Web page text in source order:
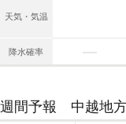
天気・気温
降水確率
週間予報 中越地方